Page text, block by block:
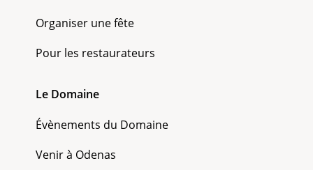
Organiser une fête
Pour les restaurateurs
Le Domaine
Évènements du Domaine
Venir à Odenas